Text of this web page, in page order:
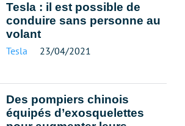
Tesla : il est possible de
conduire sans personne au
volant
Tesla 23/04/2021
Des pompiers chinois
équipés d’exosquelettes